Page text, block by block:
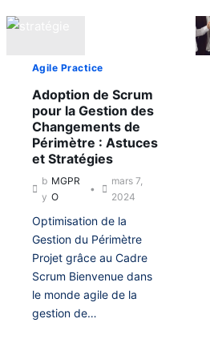
j
e
t
:
H
i
e
e
t
A
j
o
u
’
l
n
i
f
i
c
a
t
i
n
P
o
j
e
t
Agile Practice
Adoption de Scrum
pour la Gestion des
Changements de
Périmètre : Astuces
et Stratégies
b
y
MGPR
O
mars 7,
2024
Optimisation de la
Gestion du Périmètre
Projet grâce au Cadre
Scrum Bienvenue dans
le monde agile de la
gestion de…